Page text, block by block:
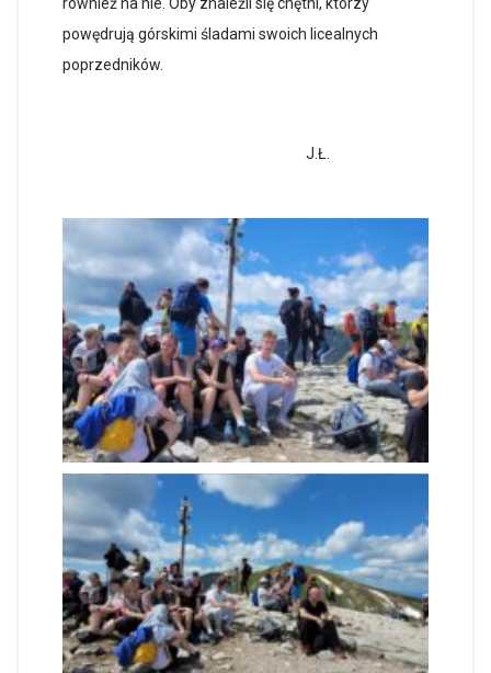
powędrują górskimi śladami swoich licealnych
poprzedników.
J.Ł.